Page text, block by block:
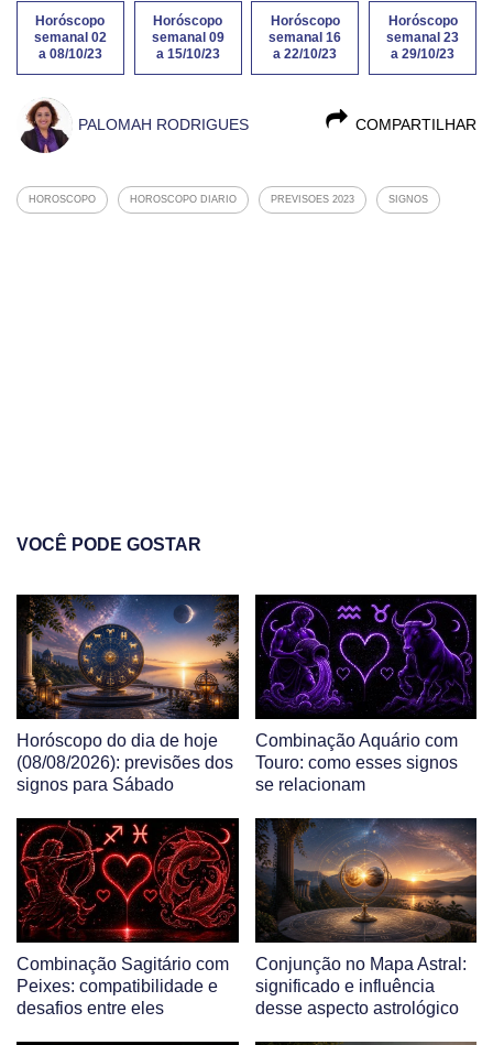
Horóscopo
semanal 02
a 08/10/23
Horóscopo
semanal 09
a 15/10/23
Horóscopo
semanal 16
a 22/10/23
Horóscopo
semanal 23
a 29/10/23
COMPARTILHAR
PALOMAH RODRIGUES
HOROSCOPO HOROSCOPO DIARIO PREVISOES 2023 SIGNOS
VOCÊ PODE GOSTAR
Horóscopo do dia de hoje
(08/08/2026): previsões dos
signos para Sábado
Combinação Aquário com
Touro: como esses signos
se relacionam
Combinação Sagitário com
Peixes: compatibilidade e
desafios entre eles
Conjunção no Mapa Astral:
significado e influência
desse aspecto astrológico